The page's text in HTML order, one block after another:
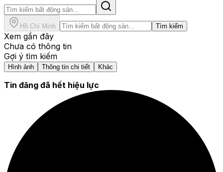
Hồ Chí Minh Tìm kiếm
Xem gần đây
Chưa có thông tin
Gợi ý tìm kiếm
Hình ảnh Thông tin chi tiết Khác
Tin đăng đã hết hiệu lực